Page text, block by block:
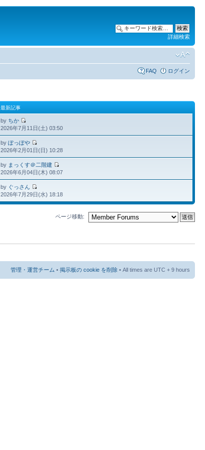
詳細検索
FAQ ログイン
最新記事
by ちか
2026年7月11日(土) 03:50
byぽっぽや
2026年2月01日(日) 10:28
by まっくす＠二階建
2026年6月04日(木) 08:07
by ぐっさん
2026年7月29日(水) 18:18
ページ移動:
管理・運営チーム • 掲示板の cookie を削除 • All times are UTC + 9 hours